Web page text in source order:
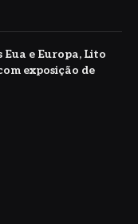
Eua e Europa, Lito
exposição de